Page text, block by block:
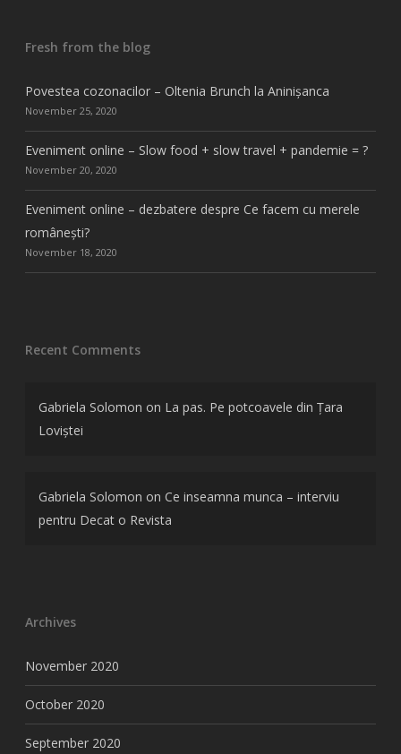
Fresh from the blog
Povestea cozonacilor – Oltenia Brunch la Aninișanca
November 25, 2020
Eveniment online – Slow food + slow travel + pandemie = ?
November 20, 2020
Eveniment online – dezbatere despre Ce facem cu merele
românești?
November 18, 2020
Recent Comments
Gabriela Solomon on La pas. Pe potcoavele din Țara
Loviștei
Gabriela Solomon on Ce inseamna munca – interviu
pentru Decat o Revista
Archives
November 2020
October 2020
September 2020